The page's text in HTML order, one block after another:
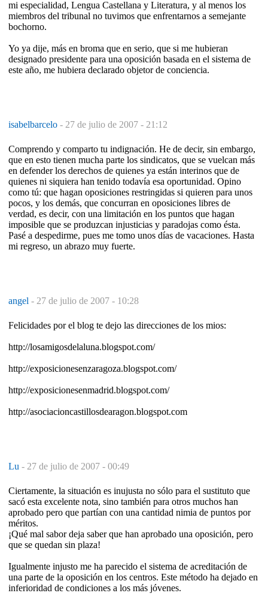
mi especialidad, Lengua Castellana y Literatura, y al menos los
miembros del tribunal no tuvimos que enfrentarnos a semejante
bochorno.
Yo ya dije, más en broma que en serio, que si me hubieran
designado presidente para una oposición basada en el sistema de
este año, me hubiera declarado objetor de conciencia.
isabelbarcelo - 27 de julio de 2007 - 21:12
Comprendo y comparto tu indignación. He de decir, sin embargo,
que en esto tienen mucha parte los sindicatos, que se vuelcan más
en defender los derechos de quienes ya están interinos que de
quienes ni siquiera han tenido todavía esa oportunidad. Opino
como tú: que hagan oposiciones restringidas si quieren para unos
pocos, y los demás, que concurran en oposiciones libres de
verdad, es decir, con una limitación en los puntos que hagan
imposible que se produzcan injusticias y paradojas como ésta.
Pasé a despedirme, pues me tomo unos días de vacaciones. Hasta
mi regreso, un abrazo muy fuerte.
angel - 27 de julio de 2007 - 10:28
Felicidades por el blog te dejo las direcciones de los mios:
http://losamigosdelaluna.blogspot.com/
http://exposicionesenzaragoza.blogspot.com/
http://exposicionesenmadrid.blogspot.com/
http://asociacioncastillosdearagon.blogspot.com
Lu - 27 de julio de 2007 - 00:49
Ciertamente, la situación es inujusta no sólo para el sustituto que
sacó esta excelente nota, sino también para otros muchos han
aprobado pero que partían con una cantidad nimia de puntos por
méritos.
¡Qué mal sabor deja saber que han aprobado una oposición, pero
que se quedan sin plaza!
Igualmente injusto me ha parecido el sistema de acreditación de
una parte de la oposición en los centros. Este método ha dejado en
inferioridad de condiciones a los más jóvenes.